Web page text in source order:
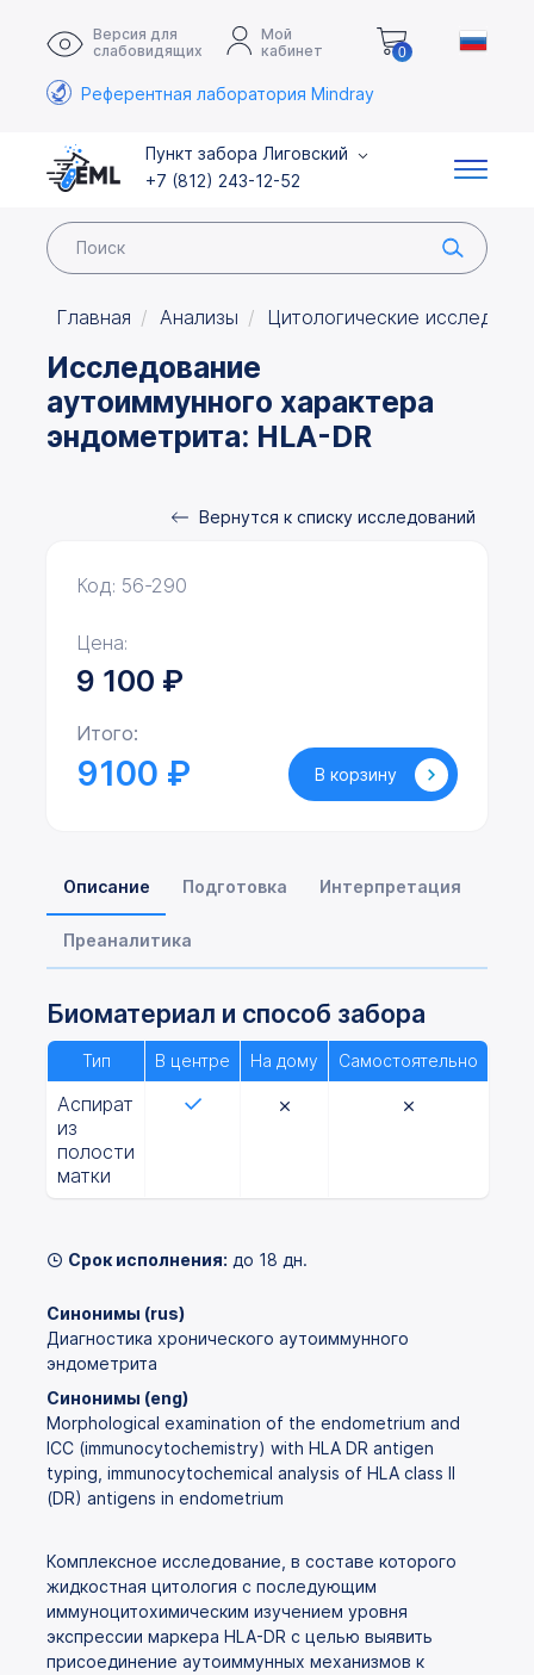
Версия для
слабовидящих
Мой
кабинет
0
Референтная лаборатория Mindray
Пункт забора Лиговский
+7 (812) 243-12-52
Главная Анализы Цитологические
Исследование
аутоиммунного характера
эндометрита: HLA-DR
Вернутся к списку исследований
Описание Подготовка Интерпретация
Преаналитика
Биоматериал и способ забора
Тип В центре На дому Самостоятельно
Аспират
из
полости
матки
Срок исполнения: до 18 дн.
Синонимы (rus)
Диагностика хронического аутоиммунного
эндометрита
Синонимы (eng)
Morphological examination of the endometrium and
IСC (immunocytochemistry) with HLA DR antigen
typing, immunocytochemical analysis of HLA class II
(DR) antigens in endometrium
Комплексное исследование, в составе которого
жидкостная цитология с последующим
иммуноцитохимическим изучением уровня
экспрессии маркера HLA-DR с целью выявить
присоединение аутоиммунных механизмов к
Код: 56-290
Цена:
9 100 ₽
Итого:
9100 ₽ В корзину